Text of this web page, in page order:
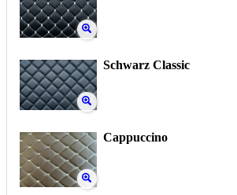
Schwarz Classic
Cappuccino